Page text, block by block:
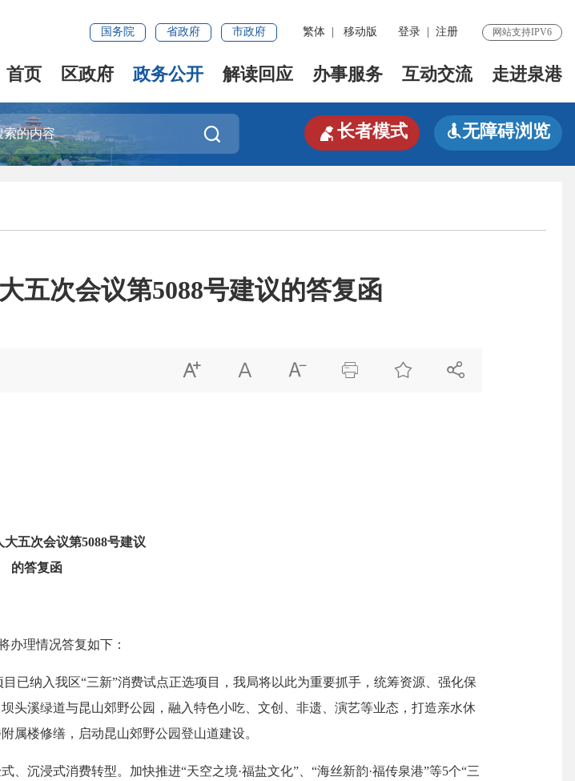
国务院 省政府 市政府 繁体 移动版 登录 注册 网站支持IPV6
首页 区政府 政务公开 解读回应 办事服务 互动交流 走进泉港
 长者模式 无障碍浏览
五次会议第5088号建议的答复函
     
大五次会议第5088号建议
的答复函
办理情况答复如下：
目已纳入我区“三新”消费试点正选项目，我局将以此为重要抓手，统筹资源、强化保
坝头溪绿道与昆山郊野公园 ， 融入特色小吃、文创、非遗、演艺等业态，打造亲水休
属楼修缮，启动昆山郊野公园登山道建设。
、沉浸式消费转型。加快推进“天空之境·福盐文化”、“海丝新韵·福传泉港”等5个“三